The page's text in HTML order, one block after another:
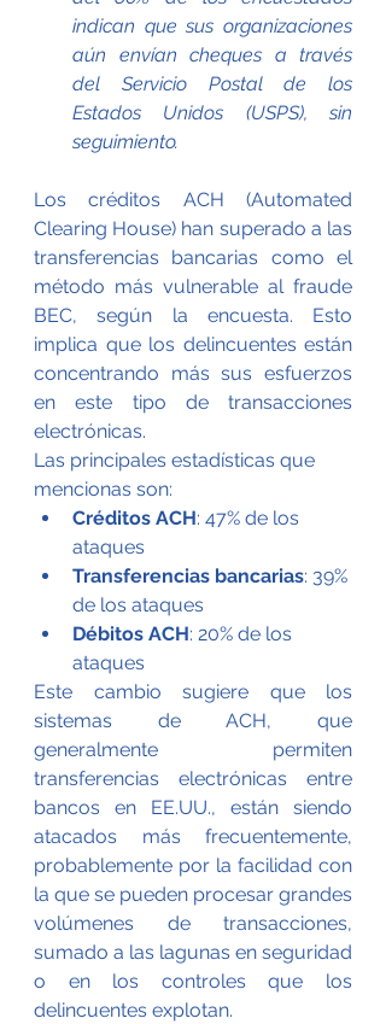
indican que sus organizaciones
aún envían cheques a través
del Servicio Postal de los
Estados Unidos (USPS), sin
seguimiento.
Los créditos ACH (Automated
Clearing House) han superado a las
transferencias bancarias como el
método más vulnerable al fraude
BEC, según la encuesta. Esto
implica que los delincuentes están
concentrando más sus esfuerzos
en este tipo de transacciones
electrónicas.
Las principales estadísticas que
mencionas son:
Créditos ACH: 47% de los
ataques
Transferencias bancarias: 39%
de los ataques
Débitos ACH: 20% de los
ataques
Este cambio sugiere que los
sistemas de ACH, que
generalmente permiten
transferencias electrónicas entre
bancos en EE.UU., están siendo
atacados más frecuentemente,
probablemente por la facilidad con
la que se pueden procesar grandes
volúmenes de transacciones,
sumado a las lagunas en seguridad
o en los controles que los
delincuentes explotan.